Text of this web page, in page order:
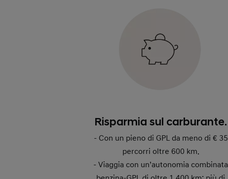
Risparmia sul carburante.
- Con un pieno di GPL da meno di € 35
percorri oltre 600 km.
- Viaggia con un’autonomia combinata